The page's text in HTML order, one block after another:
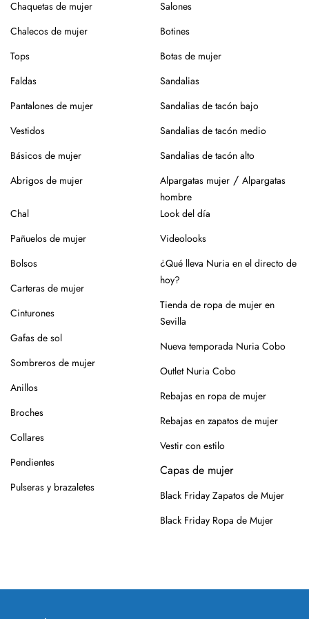
puedan dañar el tejido.
Para el planchado, utiliza temperatura media y, si puedes,
plancha del revés. Así evitarás brillos o marcas.
Evita la exposición directa al sol durante mucho tiempo.
de la prenda.
Para los zapatos:
Nuestros zapatos están hechos con materiales naturales
como piel o yute, que requieren cuidados específicos.
suciedad, limpiar con un paño ligeramente húmedo y
productos específicos para calzado de piel. Guarda en
lugar seco y con forma (relleno de papel o con horma),
alejados de fuentes de calor.
Para los modelos de yute, evita mojar la suela. En caso de
roce, usa un cepillo suave en seco.
Siempre es mejor guardarlos en su caja o funda de tela,
para que se conserven como el primer día.
Si tienes alguna duda, puedes consultarnos.
Chaquetas de mujer
Chalecos de mujer
Tops
Faldas
Pantalones de mujer
Vestidos
Básicos de mujer
Abrigos de mujer
Salones
Botines
Botas de mujer
Sandalias
Sandalias de tacón bajo
Sandalias de tacón medio
Sandalias de tacón alto
Alpargatas mujer / Alpargatas
hombre
Chal
Pañuelos de mujer
Bolsos
Carteras de mujer
Cinturones
Gafas de sol
Sombreros de mujer
Anillos
Broches
Collares
Pendientes
Pulseras y brazaletes
Look del día
Videolooks
¿Qué lleva Nuria en el directo de
hoy?
Tienda de ropa de mujer en
Sevilla
Nueva temporada Nuria Cobo
Outlet Nuria Cobo
Rebajas en ropa de mujer
Rebajas en zapatos de mujer
Vestir con estilo
Capas de mujer
Black Friday Zapatos de Mujer
Black Friday Ropa de Mujer